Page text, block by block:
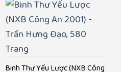
Binh Thư Yếu Lược (NXB Công